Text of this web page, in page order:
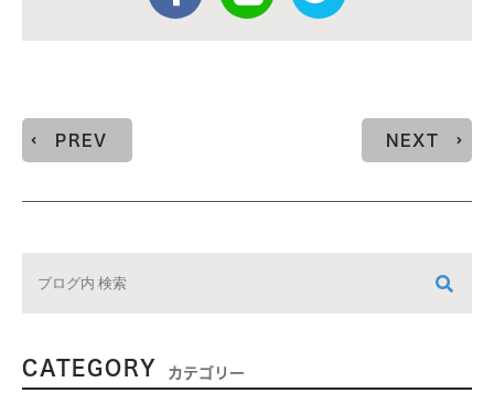
PREV NEXT
CATEGORY カテゴリー